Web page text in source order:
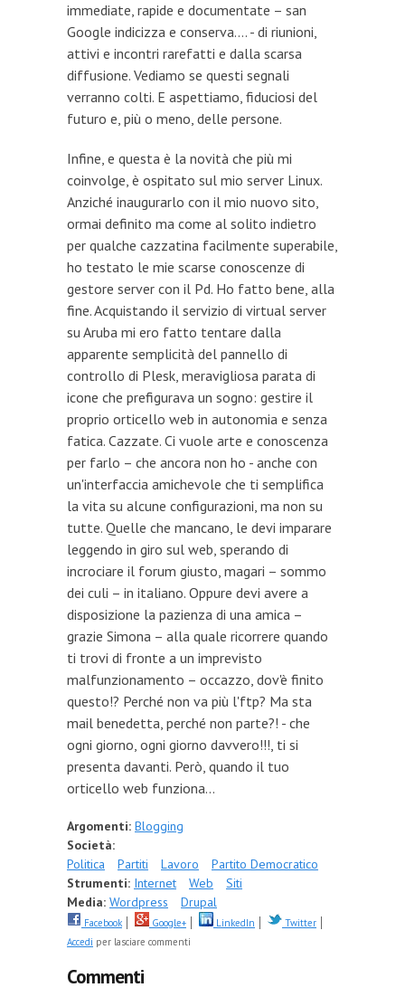
immediate, rapide e documentate – san
Google indicizza e conserva.... - di riunioni,
attivi e incontri rarefatti e dalla scarsa
diffusione. Vediamo se questi segnali
verranno colti. E aspettiamo, fiduciosi del
futuro e, più o meno, delle persone.
Infine, e questa è la novità che più mi
coinvolge, è ospitato sul mio server Linux.
Anziché inaugurarlo con il mio nuovo sito,
ormai definito ma come al solito indietro
per qualche cazzatina facilmente superabile,
ho testato le mie scarse conoscenze di
gestore server con il Pd. Ho fatto bene, alla
fine. Acquistando il servizio di virtual server
su Aruba mi ero fatto tentare dalla
apparente semplicità del pannello di
controllo di Plesk, meravigliosa parata di
icone che prefigurava un sogno: gestire il
proprio orticello web in autonomia e senza
fatica. Cazzate. Ci vuole arte e conoscenza
per farlo – che ancora non ho - anche con
un'interfaccia amichevole che ti semplifica
la vita su alcune configurazioni, ma non su
tutte. Quelle che mancano, le devi imparare
leggendo in giro sul web, sperando di
incrociare il forum giusto, magari – sommo
dei culi – in italiano. Oppure devi avere a
disposizione la pazienza di una amica –
grazie Simona – alla quale ricorrere quando
ti trovi di fronte a un imprevisto
malfunzionamento – occazzo, dov'è finito
questo!? Perché non va più l'ftp? Ma sta
mail benedetta, perché non parte?! - che
ogni giorno, ogni giorno davvero!!!, ti si
presenta davanti. Però, quando il tuo
orticello web funziona...
Argomenti: Blogging
Società:
Politica
Partiti Lavoro
Partito Democratico
Strumenti: Internet Web
Siti
Media: Wordpress Drupal
Facebook Google+ LinkedIn
Twitter
Accedi per lasciare commenti
Commenti